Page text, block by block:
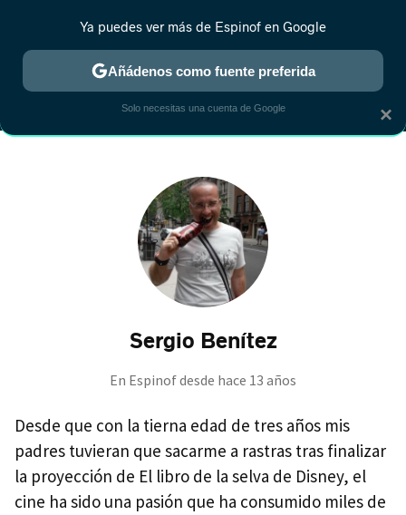
MENÚ NUEVO
ESTRENOS REALITY ANIME RANKINGS CINE
Sergio Benítez
En Espinof desde hace 13 años
Desde que con la tierna edad de tres años mis
padres tuvieran que sacarme a rastras tras finalizar
la proyección de El libro de la selva de Disney, el
cine ha sido una pasión que ha consumido miles de
×
Ya puedes ver más de Espinof en Google
Añádenos como fuente preferida
Solo necesitas una cuenta de Google